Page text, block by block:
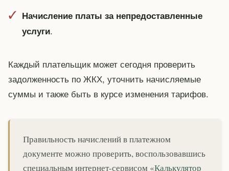
Начисление платы за непредоставленные
услуги.
Каждый плательщик может сегодня проверить
задолженность по ЖКХ, уточнить начисляемые
суммы и также быть в курсе изменения тарифов.
Правильность начислений в платежном
документе можно проверить, воспользовавшись
специальным интернет-сервисом «Калькулятор